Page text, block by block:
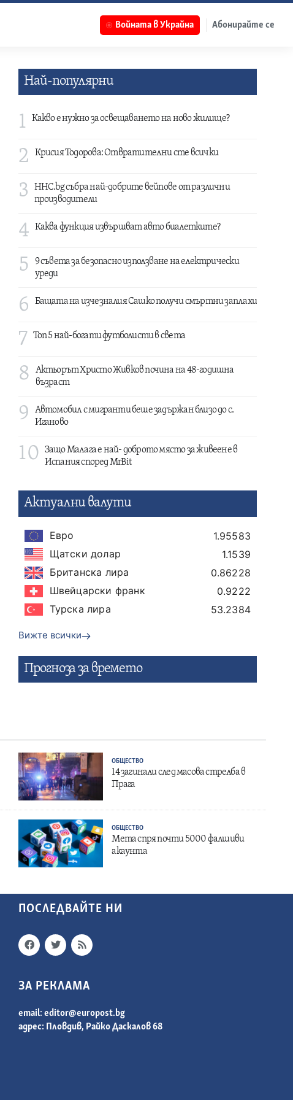
Войната в Украйна Абонирайте се
Най-популярни
1 Какво е нужно за освещаването на ново жилище?
2 Крисия Тодорова: Отвратителни сте всички
3
HHC.bg събра най-добрите вейпове от различни
производители
4 Каква функция извършват авто биалетките?
5
9 съвета за безопасно използване на електрически
уреди
6 Бащата на изчезналия Сашко получи смъртни заплахи
7 Топ 5 най-богати футболисти в света
8
Актьорът Христо Живков почина на 48-годишна
възраст
9
Автомобил с мигранти беше задържан близо до с.
Иганово
10
Защо Малага е най- доброто място за живеене в
Испания според MrBit
Актуални валути
Евро
1.95583
Щатски долар
1.1539
Британска лира
0.86228
Швейцарски франк
0.9222
Турска лира
53.2384
Вижте всички
Прогнозa за времето
ОБЩЕСТВО
14 загинали след масова стрелба в
Прага
ОБЩЕСТВО
Мета спря почти 5000 фалшиви
акаунта
ПОСЛЕДВАЙТЕ НИ
ЗА РЕКЛАМА
email:editor@europost.bg
адрес: Пловдив, Райко Даскалов 68